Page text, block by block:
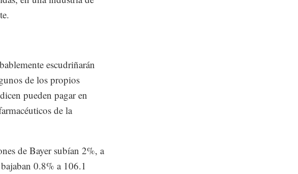
escudriñarán
de los propios
pueden pagar en
de la
de Bayer subían 2%, a
0.8% a 106.1